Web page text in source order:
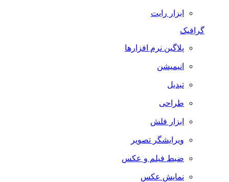
ابزار رایت
گرافیک
پلاگین نرم افزارها
انیمیشن
تبدیل
طراحی
ابزار فلش
ویرایشگر تصویر
ضبط فيلم و عكس
نمایش عکس